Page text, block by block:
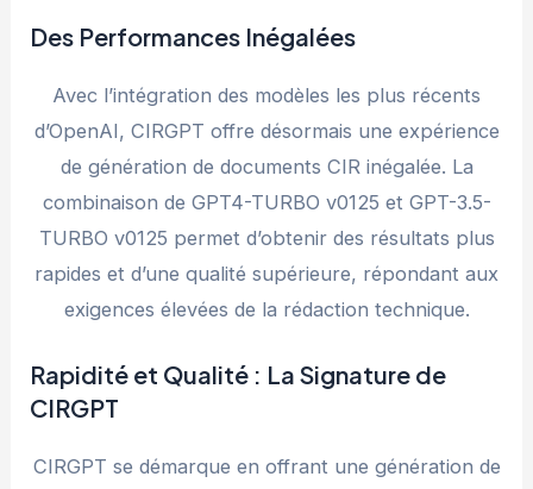
Des Performances Inégalées
Avec l’intégration des modèles les plus récents
d’OpenAI, CIRGPT offre désormais une expérience
de génération de documents CIR inégalée. La
combinaison de GPT4-TURBO v0125 et GPT-3.5-
TURBO v0125 permet d’obtenir des résultats plus
rapides et d’une qualité supérieure, répondant aux
exigences élevées de la rédaction technique.
Rapidité et Qualité : La Signature de
CIRGPT
CIRGPT se démarque en offrant une génération de